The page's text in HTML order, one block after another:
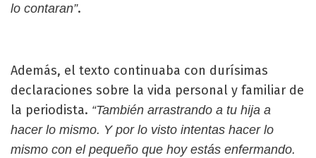
lo contaran”.
Además, el texto continuaba con durísimas
declaraciones sobre la vida personal y familiar de
la periodista. “También arrastrando a tu hija a
hacer lo mismo. Y por lo visto intentas hacer lo
mismo con el pequeño que hoy estás enfermando.